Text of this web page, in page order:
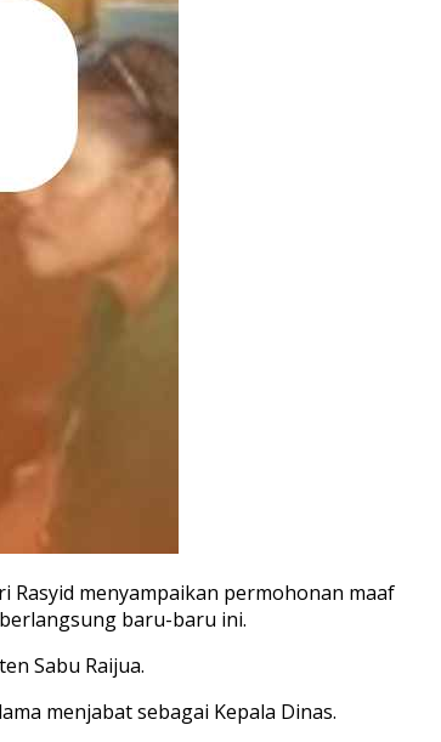
Rasyid menyampaikan permohonan maaf
baru-baru ini.
Sabu Raijua.
menjabat sebagai Kepala Dinas.